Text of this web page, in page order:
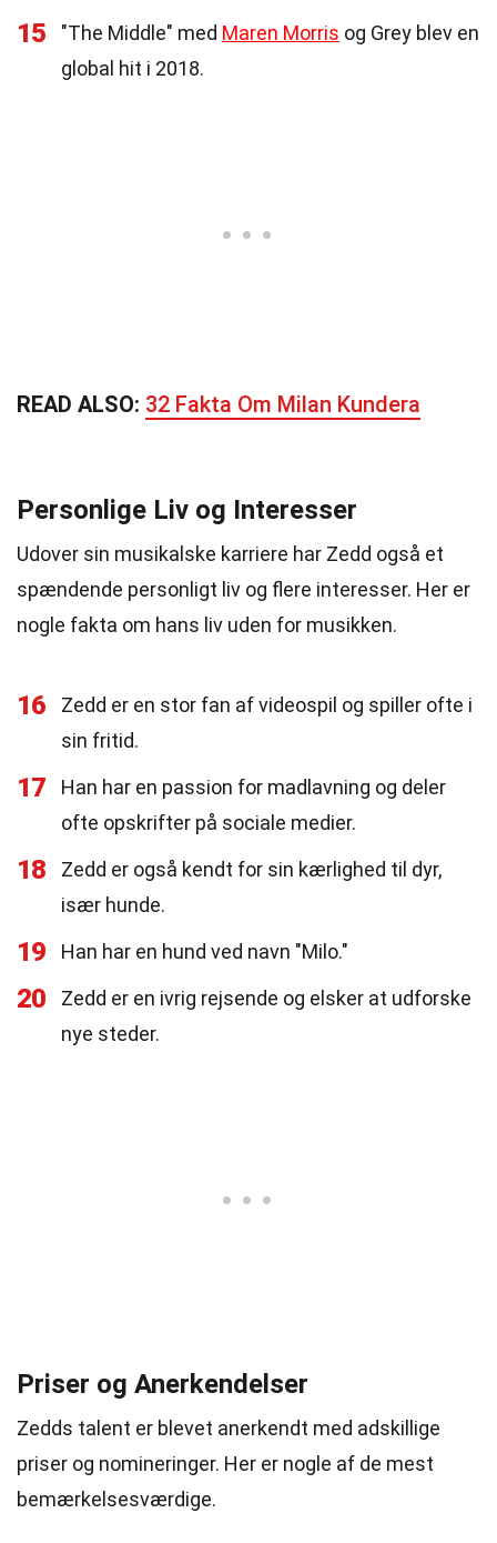
15 "The Middle" med Maren Morris og Grey blev en
global hit i 2018.
READ ALSO: 32 Fakta Om Milan Kundera
Personlige Liv og Interesser
Udover sin musikalske karriere har Zedd også et
spændende personligt liv og flere interesser. Her er
nogle fakta om hans liv uden for musikken.
16
Zedd er en stor fan af videospil og spiller ofte i
sin fritid.
17
Han har en passion for madlavning og deler
ofte opskrifter på sociale medier.
18
Zedd er også kendt for sin kærlighed til dyr,
især hunde.
19 Han har en hund ved navn "Milo."
20
Zedd er en ivrig rejsende og elsker at udforske
nye steder.
Priser og Anerkendelser
Zedds talent er blevet anerkendt med adskillige
priser og nomineringer. Her er nogle af de mest
bemærkelsesværdige.